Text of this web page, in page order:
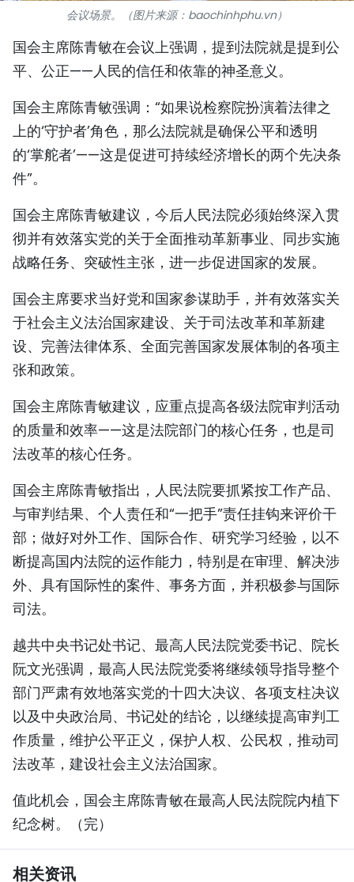
图库
视频
人民报社简介
ENGLISH
FRANÇAIS
РУССКИЙ
ESPAÑOL
会议场景。（图片来源：baochinhphu.vn）
国会主席陈青敏在会议上强调，提到法院就是提到公
平、公正——人民的信任和依靠的神圣意义。
国会主席陈青敏强调：“如果说检察院扮演着法律之
上的‘守护者’角色，那么法院就是确保公平和透明
的‘掌舵者’——这是促进可持续经济增长的两个先决条
件”。
国会主席陈青敏建议，今后人民法院必须始终深入贯
彻并有效落实党的关于全面推动革新事业、同步实施
战略任务、突破性主张，进一步促进国家的发展。
国会主席要求当好党和国家参谋助手，并有效落实关
于社会主义法治国家建设、关于司法改革和革新建
设、完善法律体系、全面完善国家发展体制的各项主
张和政策。
国会主席陈青敏建议，应重点提高各级法院审判活动
的质量和效率——这是法院部门的核心任务，也是司
法改革的核心任务。
国会主席陈青敏指出，人民法院要抓紧按工作产品、
与审判结果、个人责任和“一把手”责任挂钩来评价干
部；做好对外工作、国际合作、研究学习经验，以不
断提高国内法院的运作能力，特别是在审理、解决涉
外、具有国际性的案件、事务方面，并积极参与国际
司法。
越共中央书记处书记、最高人民法院党委书记、院长
阮文光强调，最高人民法院党委将继续领导指导整个
部门严肃有效地落实党的十四大决议、各项支柱决议
以及中央政治局、书记处的结论，以继续提高审判工
作质量，维护公平正义，保护人权、公民权，推动司
法改革，建设社会主义法治国家。
值此机会，国会主席陈青敏在最高人民法院院内植下
纪念树。（完）
相关资讯